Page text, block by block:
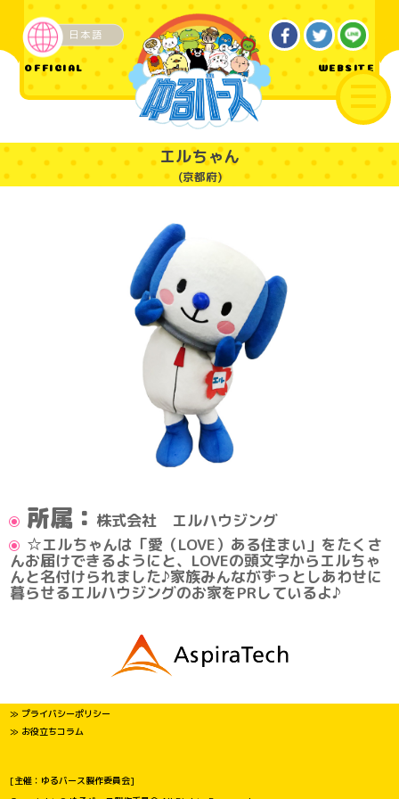
OFFICIAL WEBSITE
日本語
企業・その他
エルちゃん
(京都府)
所属： 株式会社 エルハウジング
☆エルちゃんは「愛（LOVE）ある住まい」をたくさ
んお届けできるようにと、LOVEの頭文字からエルちゃ
んと名付けられました♪家族みんながずっとしあわせに
暮らせるエルハウジングのお家をPRしているよ♪
≫ プライバシーポリシー
≫ お役立ちコラム
[主催：ゆるバース製作委員会]